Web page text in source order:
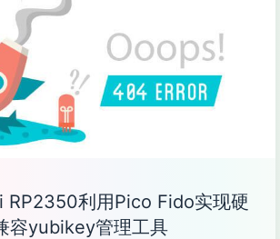
RP2350利用Pico Fido实现硬
容yubikey管理工具